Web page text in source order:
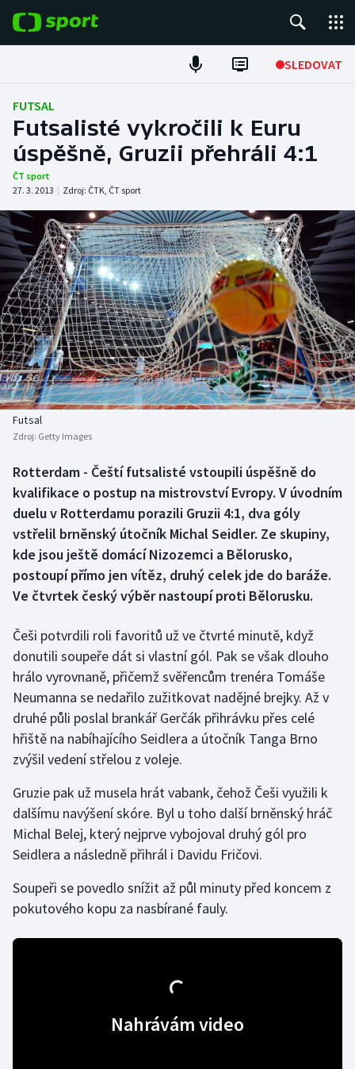
SLEDOVAT
Fotbal
Hokej
Tenis
Atletika
Cyklistika
DALŠÍ SPORTY
Americký fotbal
Baseball a softbal
Basketbal
Biatlon
Boby a skeleton
Box
Curling
Dostihy
Florbal
Futsal
Golf
Gymnastika
Házená
Judo
Krasobruslení
Lezení
Moderní pětiboj
NEPŘEHLÉDNĚTE
Soutěže
Historické návraty
Aplikace ČT sport
AZ kvíz
FUTSAL
Futsalisté vykročili k Euru
úspěšně, Gruzii přehráli 4:1
ČT sport
27. 3. 2013 | Zdroj: ČTK, ČT sport
Futsal
Zdroj: Getty Images
Rotterdam - Čeští futsalisté vstoupili úspěšně do
kvalifikace o postup na mistrovství Evropy. V úvodním
duelu v Rotterdamu porazili Gruzii 4:1, dva góly
vstřelil brněnský útočník Michal Seidler. Ze skupiny,
kde jsou ještě domácí Nizozemci a Bělorusko,
postoupí přímo jen vítěz, druhý celek jde do baráže.
Ve čtvrtek český výběr nastoupí proti Bělorusku.
Češi potvrdili roli favoritů už ve čtvrté minutě, když
donutili soupeře dát si vlastní gól. Pak se však dlouho
hrálo vyrovnaně, přičemž svěřencům trenéra Tomáše
Neumanna se nedařilo zužitkovat nadějné brejky. Až v
druhé půli poslal brankář Gerčák přihrávku přes celé
hřiště na nabíhajícího Seidlera a útočník Tanga Brno
zvýšil vedení střelou z voleje.
Gruzie pak už musela hrát vabank, čehož Češi využili k
dalšímu navýšení skóre. Byl u toho další brněnský hráč
Michal Belej, který nejprve vybojoval druhý gól pro
Seidlera a následně přihrál i Davidu Fričovi.
Soupeři se povedlo snížit až půl minuty před koncem z
pokutového kopu za nasbírané fauly.
Nahrávám video